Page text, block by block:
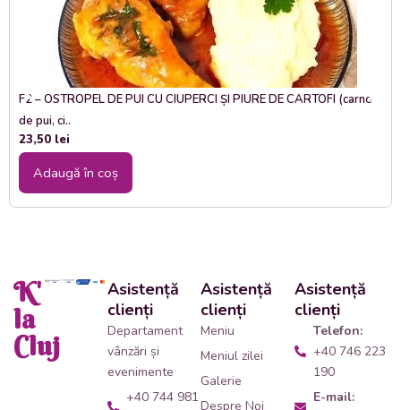
F2 – OSTROPEL DE PUI CU CIUPERCI ȘI PIURE DE CARTOFI (carne
de pui, ci..
23,50 lei
Adaugă în coș
K'
la
Cluj
Asistență
clienți
Departament
vânzări și
evenimente
+40 744 981
Asistență
clienți
Meniu
Meniul zilei
Galerie
Despre Noi
Asistență
clienți
Telefon:
+40 746 223
190
E-mail: